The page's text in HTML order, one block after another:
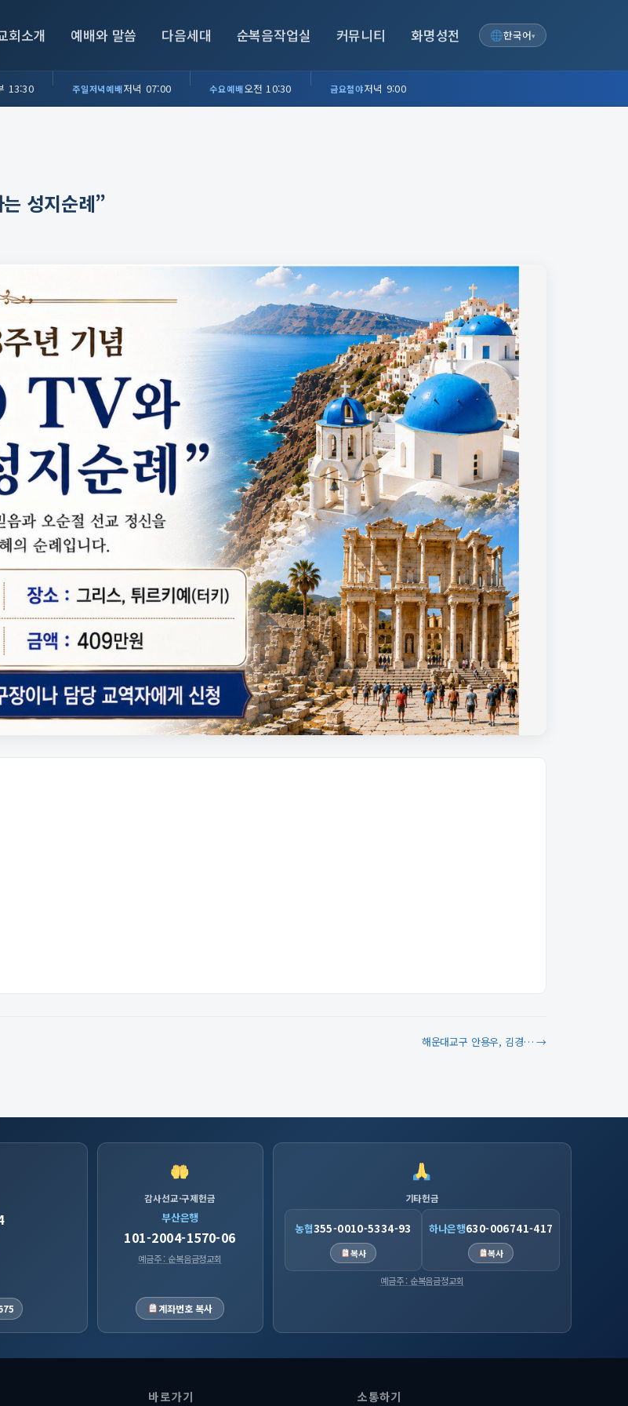
회소개 예배와 말씀 다음세대 순복음작업실 커뮤니티 화명성전 한국어▾
13:30 주일저녁예배저녁 07:00 수요예배오전 10:30 금요철야저녁 9:00
성지순례”
해운대교구 안용우, 김경… →
감사선교·구제헌금
부산은행
101-2004-1570-06
예금주 : 순복음금정교회
계좌번호 복사
기타헌금
농협355-0010-5334-93
복사
하나은행630-006741-417
복사
예금주 : 순복음금정교회
바로가기 소통하기